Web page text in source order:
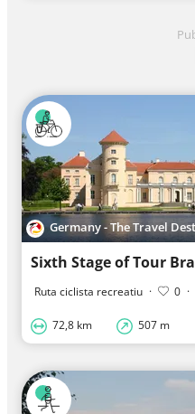
Germany - The Travel
Ruta ciclista recreatiu · 0 ·
72,8 km 507 m